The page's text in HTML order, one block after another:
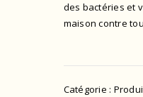
des bactéries et
maison contre
Catégorie :